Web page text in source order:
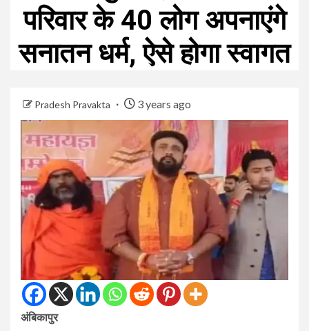
परिवार के 40 लोग अपनाएंगे
सनातन धर्म, ऐसे होगा स्वागत
Pradesh Pravakta 3 years ago
अंबिकापुर